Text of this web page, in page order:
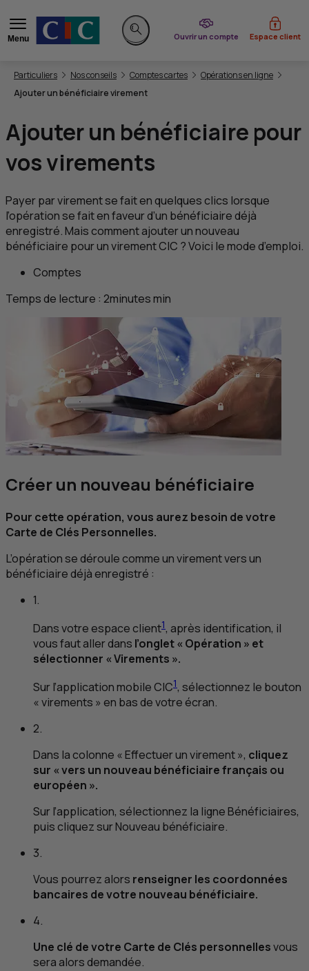
Menu
Rechercher sur le site
Ouvrir un compte
du CIC Espace client
Vous êtes ici:
Particuliers Nos conseils Comptes cartes
Opérations en ligne
Ajouter un bénéficiaire virement
Ajouter un bénéficiaire pour
vos virements
Payer par virement se fait en quelques clics lorsque
l’opération se fait en faveur d’un bénéficiaire déjà
enregistré. Mais comment ajouter un nouveau
bénéficiaire pour un virementCIC ? Voici le mode d’emploi.
Comptes
Temps de lecture : 2minutesmin
Créer un nouveau bénéficiaire
Pour cette opération, vous aurez besoin de votre
Carte de Clés Personnelles.
L’opération se déroule comme un virement vers un
bénéficiaire déjà enregistré :
1.
Dans votre espace client1, après identification, il
vous faut aller dans l’onglet « Opération » et
sélectionner « Virements ».
Sur l’application mobileCIC1, sélectionnez le bouton
« virements » en bas de votre écran.
2.
Dans la colonne « Effectuer un virement », cliquez
sur « vers un nouveau bénéficiaire français ou
européen ».
Sur l’application, sélectionnez la ligne Bénéficiaires,
puis cliquez sur Nouveau bénéficiaire.
3.
Vous pourrez alors renseigner les coordonnées
bancaires de votre nouveau bénéficiaire.
4.
Une clé de votre Carte de Clés personnellesvous
sera alors demandée.